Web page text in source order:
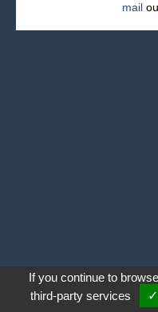
mail ou
If you continue to
third-party services
✓